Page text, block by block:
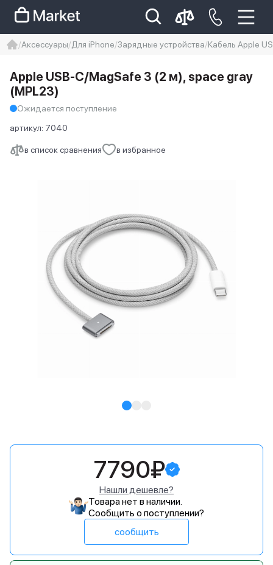
Iphone 14 pro max
айфон 14
Аксессуары Для iPhone Зарядные устройства Кабель Apple
в список сравнения в избранное
Apple USB‑C/MagSafe 3 (2 м), space gray
(MPL23)
Ожидается поступление
артикул: 7040
7790₽
Нашли дешевле?
Товара нет в наличии.
Сообщить о поступлении?
сообщить